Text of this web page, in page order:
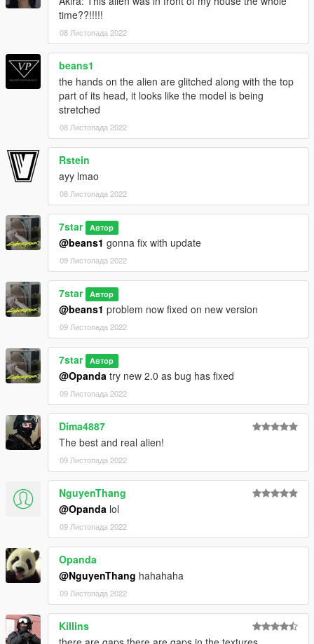
time??!!!!!
08 Листопада 2022
beans1
the hands on the alien are glitched along with the top
part of its head, it looks like the model is being
stretched
08 Листопада 2022
Rstein
ayy lmao
08 Листопада 2022
7star Автор
@beans1 gonna fix with update
09 Листопада 2022
7star Автор
@beans1 problem now fixed on new version
09 Листопада 2022
7star Автор
@Opanda try new 2.0 as bug has fixed
09 Листопада 2022
Dima4887
The best and real alien!
09 Листопада 2022
NguyenThang
@Opanda lol
09 Листопада 2022
Opanda
@NguyenThang hahahaha
09 Листопада 2022
Killins